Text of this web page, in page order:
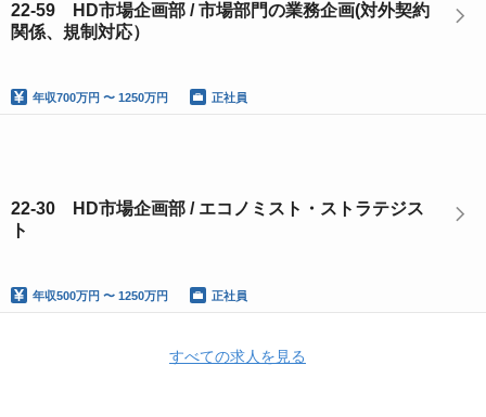
22-59 HD市場企画部 / 市場部門の業務企画(対外契約
関係、規制対応）
年収700万円 〜 1250万円 正社員
22-30 HD市場企画部 / エコノミスト・ストラテジス
ト
年収500万円 〜 1250万円 正社員
すべての求人を見る